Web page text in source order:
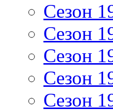
Сезон
Сезон
Сезон
Сезон
Сезон